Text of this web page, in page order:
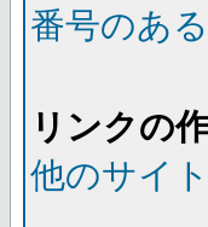
番号のあ
リンクの
他のサイ